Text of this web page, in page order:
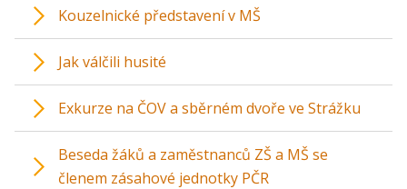
Kouzelnické představení v MŠ
Jak válčili husité
Exkurze na ČOV a sběrném dvoře ve Strážku
Beseda žáků a zaměstnanců ZŠ a MŠ se
členem zásahové jednotky PČR